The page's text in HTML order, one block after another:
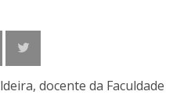
docente da Faculdade